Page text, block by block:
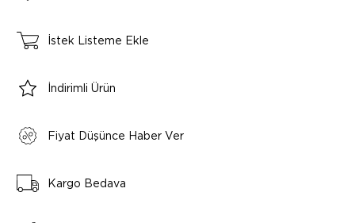
İstek Listeme Ekle
İndirimli Ürün
Fiyat Düşünce Haber Ver
Kargo Bedava